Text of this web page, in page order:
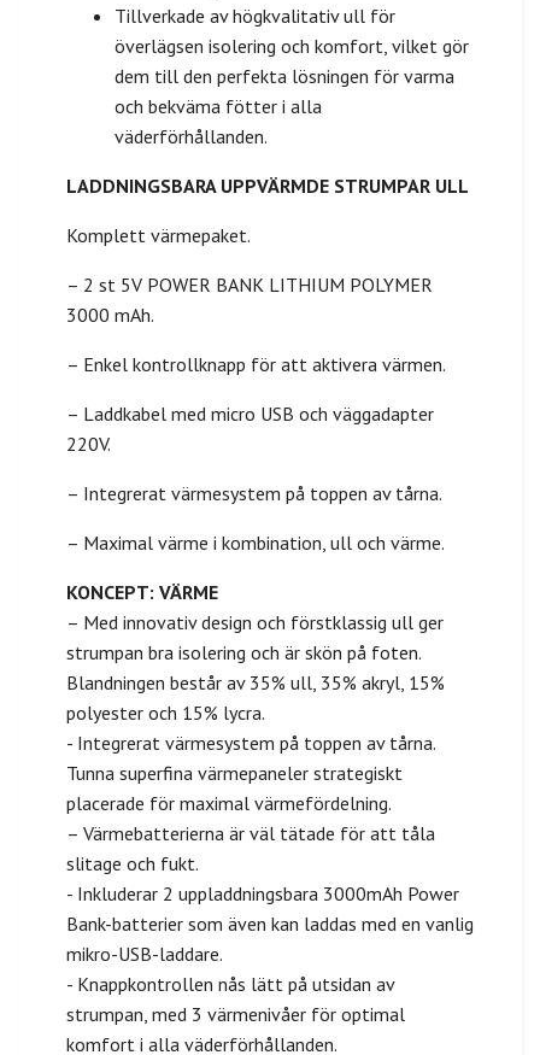
Tillverkade av högkvalitativ ull för
överlägsen isolering och komfort, vilket gör
dem till den perfekta lösningen för varma
och bekväma fötter i alla
väderförhållanden.
LADDNINGSBARA UPPVÄRMDE STRUMPAR ULL
Komplett värmepaket.
– 2 st 5V POWER BANK LITHIUM POLYMER
3000 mAh.
– Enkel kontrollknapp för att aktivera värmen.
– Laddkabel med micro USB och väggadapter
220V.
– Integrerat värmesystem på toppen av tårna.
– Maximal värme i kombination, ull och värme.
KONCEPT: VÄRME
– Med innovativ design och förstklassig ull ger
strumpan bra isolering och är skön på foten.
Blandningen består av 35% ull, 35% akryl, 15%
polyester och 15% lycra.
- Integrerat värmesystem på toppen av tårna.
Tunna superfina värmepaneler strategiskt
placerade för maximal värmefördelning.
– Värmebatterierna är väl tätade för att tåla
slitage och fukt.
- Inkluderar 2 uppladdningsbara 3000mAh Power
Bank-batterier som även kan laddas med en vanlig
mikro-USB-laddare.
- Knappkontrollen nås lätt på utsidan av
strumpan, med 3 värmenivåer för optimal
komfort i alla väderförhållanden.